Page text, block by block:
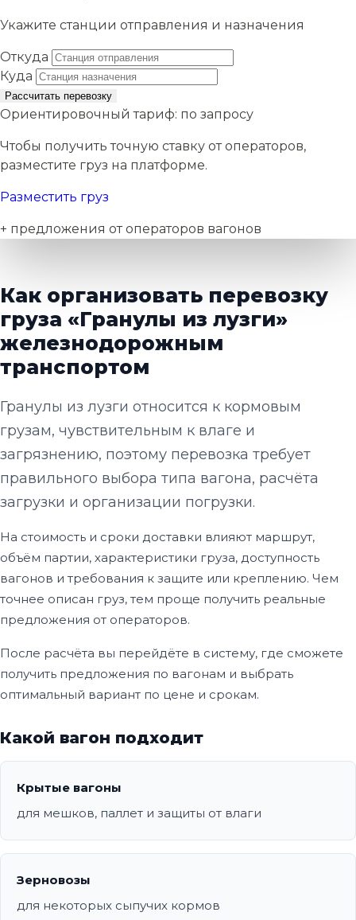
Укажите станции отправления и назначения
Откуда
Куда
Рассчитать перевозку
Ориентировочный тариф: по запросу
Чтобы получить точную ставку от операторов,
разместите груз на платформе.
Разместить груз
+ предложения от операторов вагонов
Как организовать перевозку
груза «Гранулы из лузги»
железнодорожным
транспортом
Гранулы из лузги относится к кормовым
грузам, чувствительным к влаге и
загрязнению, поэтому перевозка требует
правильного выбора типа вагона, расчёта
загрузки и организации погрузки.
На стоимость и сроки доставки влияют маршрут,
объём партии, характеристики груза, доступность
вагонов и требования к защите или креплению. Чем
точнее описан груз, тем проще получить реальные
предложения от операторов.
После расчёта вы перейдёте в систему, где сможете
получить предложения по вагонам и выбрать
оптимальный вариант по цене и срокам.
Какой вагон подходит
Крытые вагоны
для мешков, паллет и защиты от влаги
Зерновозы
для некоторых сыпучих кормов